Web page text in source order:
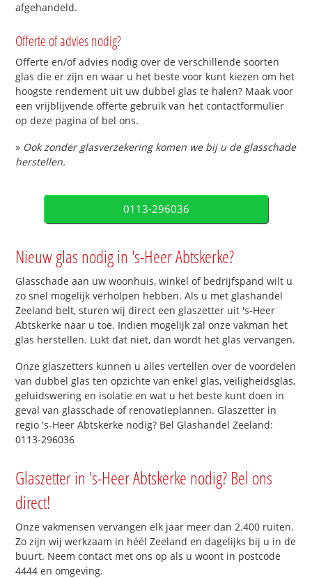
afgehandeld.
Offerte of advies nodig?
Offerte en/of advies nodig over de verschillende soorten
glas die er zijn en waar u het beste voor kunt kiezen om het
hoogste rendement uit uw dubbel glas te halen? Maak voor
een vrijblijvende offerte gebruik van het contactformulier
op deze pagina of bel ons.
» Ook zonder glasverzekering komen we bij u de glasschade
herstellen.
0113-296036
Nieuw glas nodig in 's-Heer Abtskerke?
Glasschade aan uw woonhuis, winkel of bedrijfspand wilt u
zo snel mogelijk verholpen hebben. Als u met glashandel
Zeeland belt, sturen wij direct een glaszetter uit 's-Heer
Abtskerke naar u toe. Indien mogelijk zal onze vakman het
glas herstellen. Lukt dat niet, dan wordt het glas vervangen.
Onze glaszetters kunnen u alles vertellen over de voordelen
van dubbel glas ten opzichte van enkel glas, veiligheidsglas,
geluidswering en isolatie en wat u het beste kunt doen in
geval van glasschade of renovatieplannen. Glaszetter in
regio 's-Heer Abtskerke nodig? Bel Glashandel Zeeland:
0113-296036
Glaszetter in 's-Heer Abtskerke nodig? Bel ons
direct!
Onze vakmensen vervangen elk jaar meer dan 2.400 ruiten.
Zo zijn wij werkzaam in héél Zeeland en dagelijks bij u in de
buurt. Neem contact met ons op als u woont in postcode
4444 en omgeving.